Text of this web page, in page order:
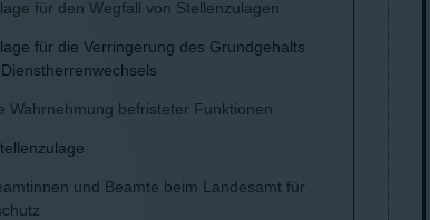
für den Wegfall von Stellenzulagen
für die Verringerung des Grundgehalts
Wahrnehmung befristeter Funktionen
und Beamte beim Landesamt für